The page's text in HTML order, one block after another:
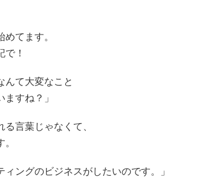
てます。
！
んて大変なこと
すね？」
言葉じゃなくて、
ィングのビジネスがしたいのです。」